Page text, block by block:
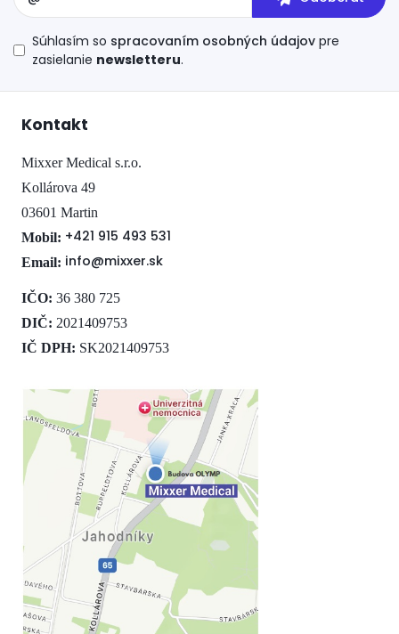
Súhlasím so spracovaním osobných údajov pre
zasielanie newsletteru.
Kontakt
Mixxer Medical s.r.o.
Kollárova 49
03601 Martin
Mobil: +421 915 493 531
Email: info@mixxer.sk
IČO: 36 380 725
DIČ: 2021409753
IČ DPH: SK2021409753